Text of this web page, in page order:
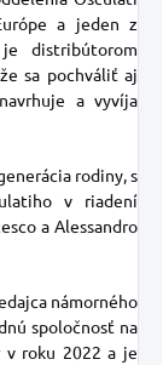
a jeden z
distribútorom
sa pochváliť aj
a vyvíja
rodiny, s
v riadení
a Alessandro
námorného
spoločnosť na
roku 2022 a je